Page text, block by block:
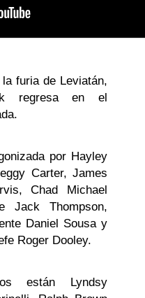
furia de Leviatán,
regresa en el
por Hayley
Carter, James
Chad Michael
Jack Thompson,
Daniel Sousa y
Roger Dooley.
están Lyndsy